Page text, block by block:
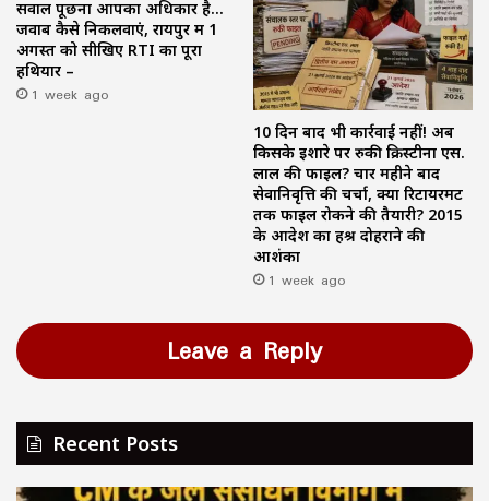
सवाल पूछना आपका अधिकार है…
जवाब कैसे निकलवाएं, रायपुर में 1
अगस्त को सीखिए RTI का पूरा
हथियार –
1 week ago
10 दिन बाद भी कार्रवाई नहीं! अब
किसके इशारे पर रुकी क्रिस्टीना एस.
लाल की फाइल? चार महीने बाद
सेवानिवृत्ति की चर्चा, क्या रिटायरमेंट
तक फाइल रोकने की तैयारी? 2015
के आदेश का हश्र दोहराने की
आशंका
1 week ago
Leave a Reply
Recent Posts